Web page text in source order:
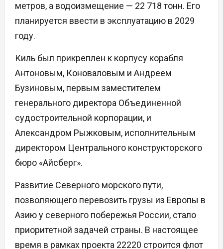
метров, а водоизмещение — 22 718 тонн. Его
планируется ввести в эксплуатацию в 2029
году.
Киль был прикреплен к корпусу корабля
Антоновым, Коноваловым и Андреем
Бузиновым, первым заместителем
генерального директора Объединенной
судостроительной корпорации, и
Александром Рыжковым, исполнительным
директором Центрального конструкторского
бюро «Айсберг».
Развитие Северного морского пути,
позволяющего перевозить грузы из Европы в
Азию у северного побережья России, стало
приоритетной задачей страны. В настоящее
время в рамках проекта 22220 строится флот